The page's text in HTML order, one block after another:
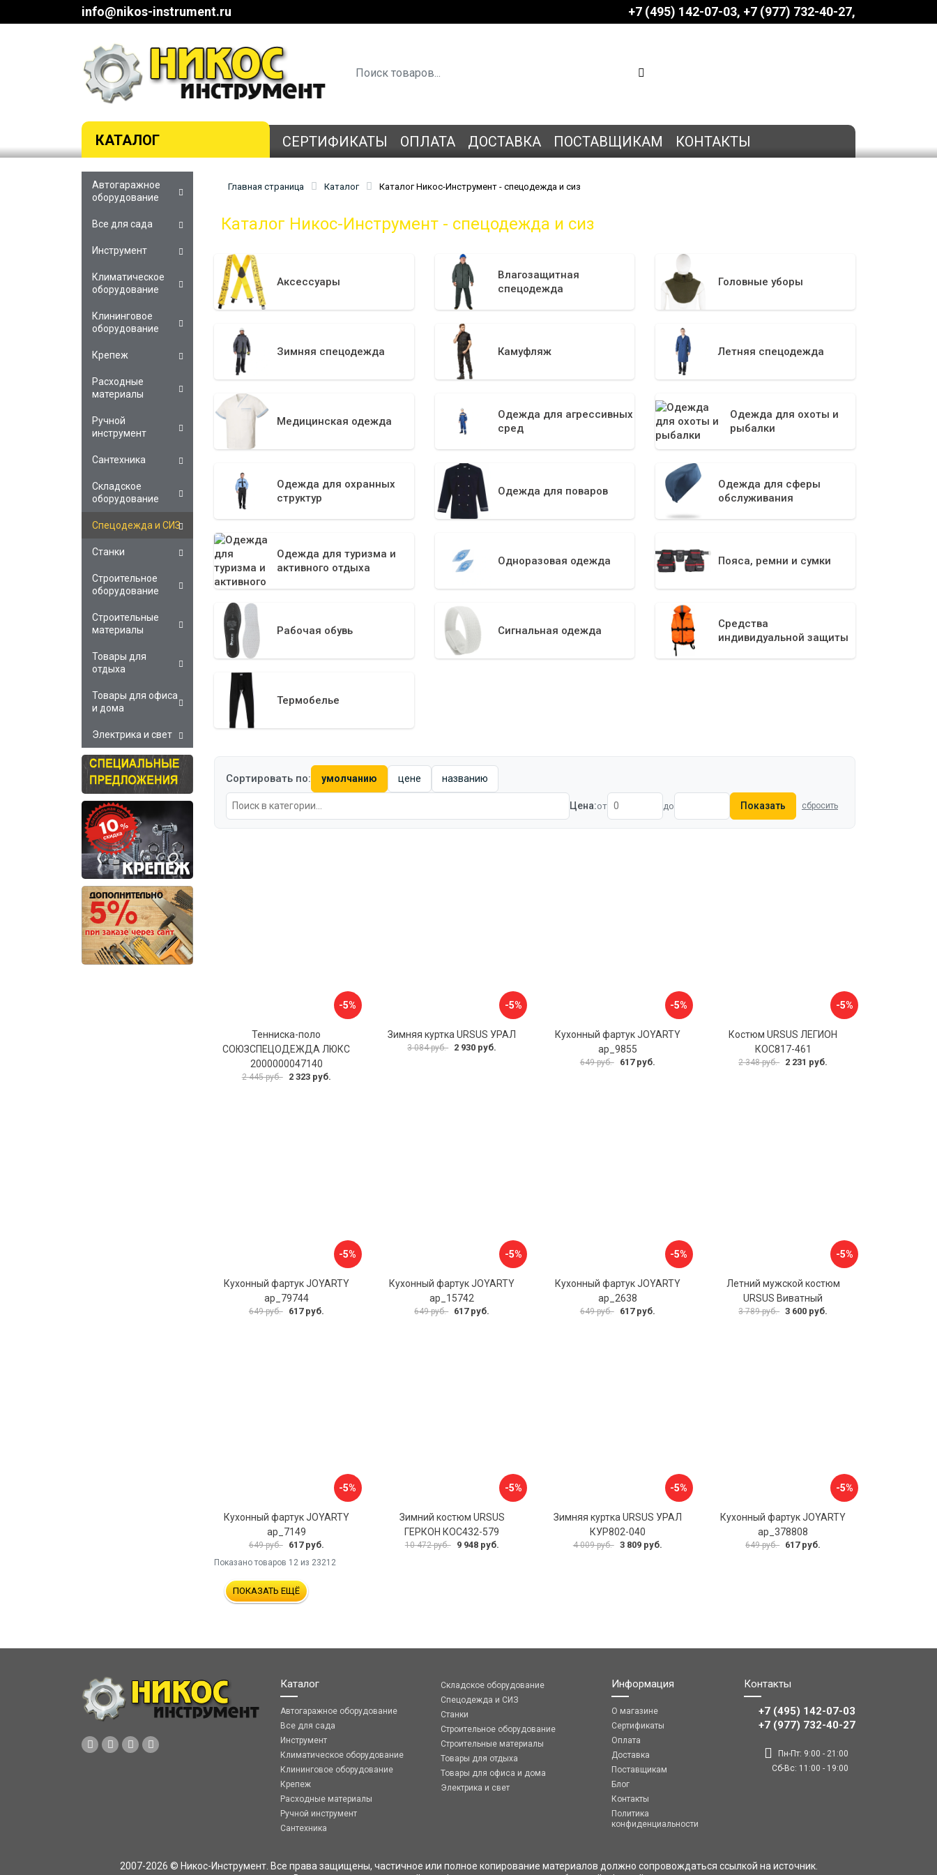
info@nikos-instrument.ru +7 (495) 142-07-03 ‎‎+7 (977) 732-40-27
КАТАЛОГ СЕРТИФИКАТЫ ОПЛАТА ДОСТАВКА ПОСТАВЩИКАМ КОНТАКТЫ
Главная страница Каталог Каталог Никос-Инструмент - спецодежда и сиз
Каталог Никос-Инструмент - спецодежда и сиз
Аксессуары
Влагозащитная
спецодежда
Головные уборы
Зимняя спецодежда Камуфляж Летняя спецодежда
Медицинская одежда
Одежда для агрессивных
сред
Одежда для охоты и
рыбалки
Одежда для охранных
структур
Одежда для поваров
Одежда для сферы
обслуживания
Одежда для туризма и
активного отдыха
Одноразовая одежда Пояса, ремни и сумки
Рабочая обувь Сигнальная одежда
Средства
индивидуальной защиты
Термобелье
Сортировать по: умолчанию цене названию
Цена:от до Показать сбросить
-5%
Тенниска-поло
СОЮЗСПЕЦОДЕЖДА ЛЮКС
2000000047140
2 445 руб. 2 323 руб.
-5%
Зимняя куртка URSUS УРАЛ
3 084 руб. 2 930 руб.
-5%
Кухонный фартук JOYARTY
ap_9855
649 руб. 617 руб.
-5%
Костюм URSUS ЛЕГИОН
КОС817-461
2 348 руб. 2 231 руб.
-5%
Кухонный фартук JOYARTY
ap_79744
649 руб. 617 руб.
-5%
Кухонный фартук JOYARTY
ap_15742
649 руб. 617 руб.
-5%
Кухонный фартук JOYARTY
ap_2638
649 руб. 617 руб.
-5%
Летний мужской костюм
URSUS Виватный
3 789 руб. 3 600 руб.
-5%
Кухонный фартук JOYARTY
ap_7149
649 руб. 617 руб.
-5%
Зимний костюм URSUS
ГЕРКОН КОС432-579
10 472 руб. 9 948 руб.
-5%
Зимняя куртка URSUS УРАЛ
КУР802-040
4 009 руб. 3 809 руб.
-5%
Кухонный фартук JOYARTY
ap_378808
649 руб. 617 руб.
Показано товаров 12 из 23212
ПОКАЗАТЬ ЕЩЁ
Автогаражное
оборудование
Все для сада
Инструмент
Климатическое
оборудование
Клининговое
оборудование
Крепеж
Расходные
материалы
Ручной
инструмент
Сантехника
Складское
оборудование
Спецодежда и СИЗ
Станки
Строительное
оборудование
Строительные
материалы
Товары для
отдыха
Товары для офиса
и дома
Электрика и свет
Каталог
Автогаражное оборудование
Все для сада
Инструмент
Климатическое оборудование
Клининговое оборудование
Крепеж
Расходные материалы
Ручной инструмент
Сантехника
Складское оборудование
Спецодежда и СИЗ
Станки
Строительное оборудование
Строительные материалы
Товары для отдыха
Товары для офиса и дома
Электрика и свет
Информация
О магазине
Сертификаты
Оплата
Доставка
Поставщикам
Блог
Контакты
Политика
конфиденциальности
Контакты
+7 (495) 142-07-03
‎‎+7 (977) 732-40-27
Пн-Пт: 9:00 - 21:00
Сб-Вс: 11:00 - 19:00
2007-2026 © Никос-Инструмент. Все права защищены, частичное или полное копирование материалов должно сопровождаться ссылкой на источник.